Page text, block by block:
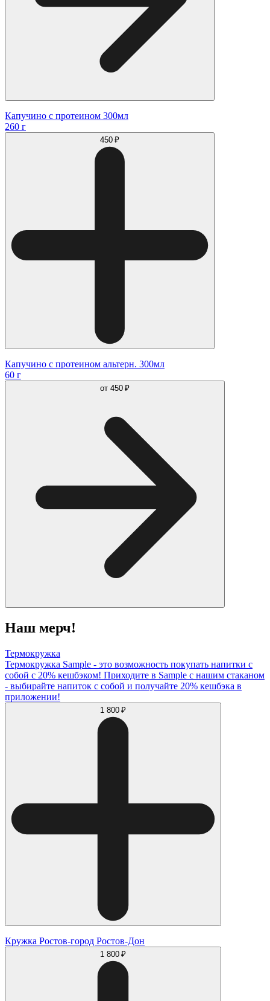
Капучино с протеином 300мл
260 г
450 ₽
Капучино с протеином альтерн. 300мл
60 г
от 450 ₽
Наш мерч!
Термокружка
Термокружка Sample - это возможность покупать напитки с
собой с 20% кешбэком! Приходите в Sample с нашим стаканом
- выбирайте напиток с собой и получайте 20% кешбэка в
приложении!
1 800 ₽
Кружка Ростов-город Ростов-Дон
1 800 ₽